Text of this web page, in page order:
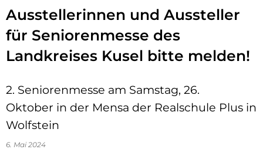
Ausstellerinnen und Aussteller
für Seniorenmesse des
Landkreises Kusel bitte melden!
2. Seniorenmesse am Samstag, 26.
Oktober in der Mensa der Realschule Plus in
Wolfstein
6. Mai 2024